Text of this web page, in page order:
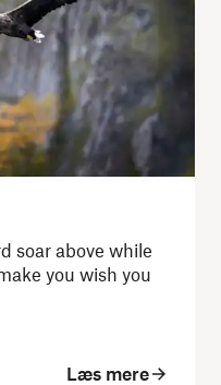
soar above while
you wish you
Læs mere